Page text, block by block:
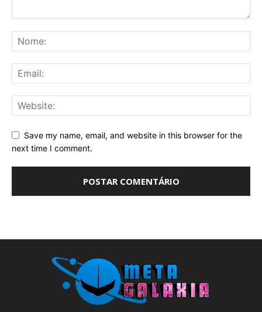
Save my name, email, and website in this browser for the
next time I comment.